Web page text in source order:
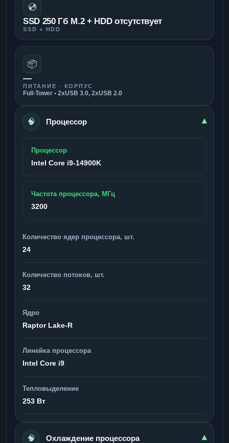
💿
SSD 250 Гб M.2 + HDD отсутствует
SSD + HDD
📦
—
ПИТАНИЕ · КОРПУС
Full-Tower • 2xUSB 3.0, 2xUSB 2.0
🧠 Процессор ▾
Процессор
Intel Core i9-14900K
Частота процессора, МГц
3200
Количество ядер процессора, шт.
24
Количество потоков, шт.
32
Ядро
Raptor Lake-R
Линейка процессора
Intel Core i9
Тепловыделение
253 Вт
🧠 Охлаждение процессора ▾